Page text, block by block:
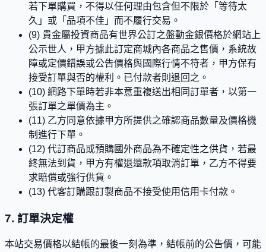
若下單購買，不得以任何理由包含但不限於「等待太
久」或「品項不佳」而不履行交易。
(9) 貴金屬投資商品有世界公訂之盤動金銀價格於網站上
公示世人，甲方據此訂定商城內各商品之售價，系統故
障或定價錯誤或公告價格與國際行情不符者，甲方保有
接受訂單與否的權利。已付款者則退回之。
(10) 網路下單時若非本意重複送出相同訂單者，以第一
張訂單之單價為主。
(11) 乙方同意依據甲方所提供之確認商品數量及價格機
制進行下單。
(12) 代訂商品或預購國外商品為不確定性之供貨，若最
終無法到貨，甲方有權退還款項取消訂單，乙方不得要
求賠償或強行供貨。
(13) 代客訂購跟訂製商品不接受使用信用卡付款。
7. 訂單決定權
本站交易價格以結帳的最後一刻為準，結帳前的公告價，可能